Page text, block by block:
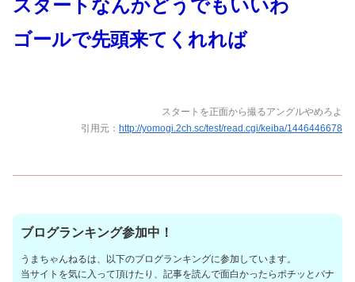
スタートなんかどうでもいいわ
ゴールで先頭来てくれれば
スタートを正面から撮るアングルやめろよ
引用元： http://yomogi.2ch.sc/test/read.cgi/keiba/1446446678
ブログランキング参加中！
うまちゃんねるは、以下のブログランキングに参加しています。
当サイトを気に入って頂けたり、記事を読んで面白かったらポチッとバナ